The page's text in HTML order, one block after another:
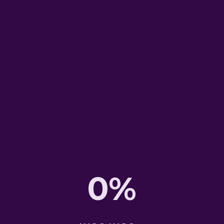
0%
Почему бизнес
отказывается от
пластика и бонусных